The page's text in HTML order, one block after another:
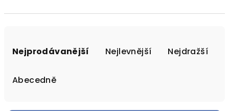
Nejprodávanější Nejlevnější Nejdražší
Abecedně